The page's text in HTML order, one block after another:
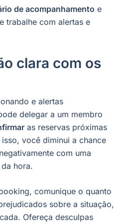
de acompanhamento e
trabalhe com alertas e
clara com os
e alertas
delegar a um membro
as reservas próximas
você diminui a chance
com uma
hora.
comunique o quanto
sobre a situação,
Ofereça desculpas